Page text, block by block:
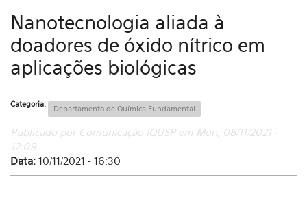
Nanotecnologia aliada à
doadores de óxido nítrico em
aplicações biológicas
Categoria: Departamento de Química Fundamental
Publicado por Comunicação IQUSP em Mon, 08/11/2021 -
12:09
Data: 10/11/2021 - 16:30